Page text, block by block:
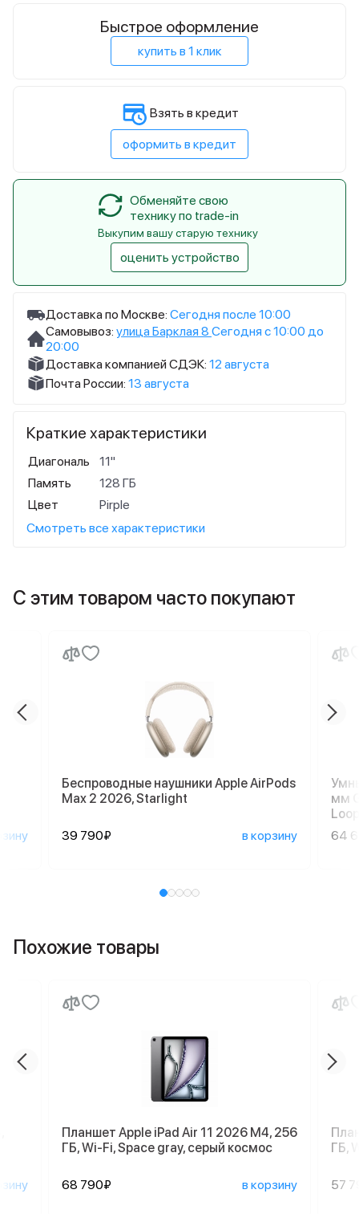
Доставка по Москве: Сегодня после 10:00
Самовывоз: улица Барклая 8 Сегодня с 10:00 до
20:00
Доставка компанией СДЭК: 12 августа
Почта России: 13 августа
Краткие характеристики
Диагональ
11"
Память
128 ГБ
Цвет
Pirple
Смотреть все характеристики
Быстрое оформление
купить в 1 клик
Взять в кредит
оформить в кредит
Обменяйте свою
технику по trade-in
Выкупим вашу старую технику
оценить устройство
С этим товаром часто покупают
Беспроводные наушники Apple AirPods
Max 2 2026, Starlight
39 790₽ в корзину
мм
64
Похожие товары
Планшет Apple iPad Air 11 2026 M4, 256
ГБ, Wi-Fi, Space gray, серый космос
68 790₽ в корзину
ГБ,
57